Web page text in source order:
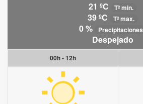
21 ºC Tª min.
39 ºC Tª max.
0 % Precipitaciones
Despejado
00h - 12h